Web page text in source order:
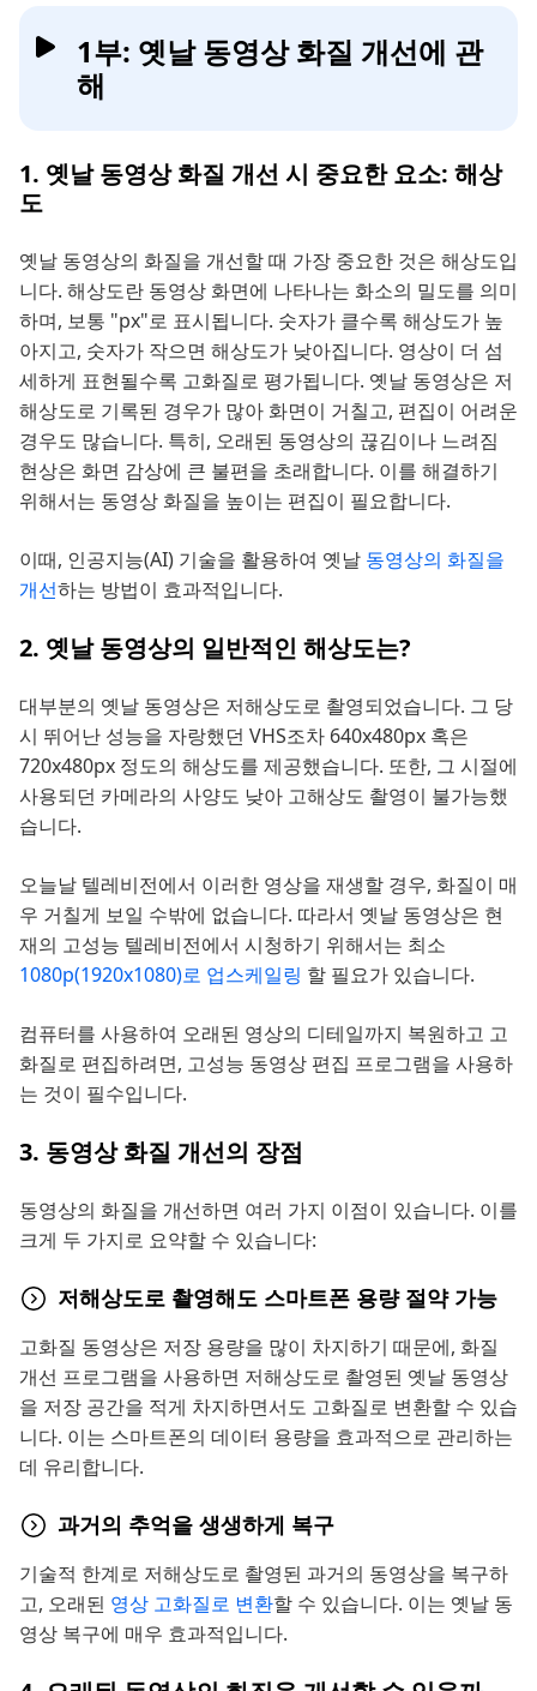
1부: 옛날 동영상 화질 개선에 관
해
1. 옛날 동영상 화질 개선 시 중요한 요소: 해상
도
옛날 동영상의 화질을 개선할 때 가장 중요한 것은 해상도입
니다. 해상도란 동영상 화면에 나타나는 화소의 밀도를 의미
하며, 보통 "px"로 표시됩니다. 숫자가 클수록 해상도가 높
아지고, 숫자가 작으면 해상도가 낮아집니다. 영상이 더 섬
세하게 표현될수록 고화질로 평가됩니다. 옛날 동영상은 저
해상도로 기록된 경우가 많아 화면이 거칠고, 편집이 어려운
경우도 많습니다. 특히, 오래된 동영상의 끊김이나 느려짐
현상은 화면 감상에 큰 불편을 초래합니다. 이를 해결하기
위해서는 동영상 화질을 높이는 편집이 필요합니다.
이때, 인공지능(AI) 기술을 활용하여 옛날 동영상의 화질을
개선하는 방법이 효과적입니다.
2. 옛날 동영상의 일반적인 해상도는?
대부분의 옛날 동영상은 저해상도로 촬영되었습니다. 그 당
시 뛰어난 성능을 자랑했던 VHS조차 640x480px 혹은
720x480px 정도의 해상도를 제공했습니다. 또한, 그 시절에
사용되던 카메라의 사양도 낮아 고해상도 촬영이 불가능했
습니다.
오늘날 텔레비전에서 이러한 영상을 재생할 경우, 화질이 매
우 거칠게 보일 수밖에 없습니다. 따라서 옛날 동영상은 현
재의 고성능 텔레비전에서 시청하기 위해서는 최소
1080p(1920x1080)로 업스케일링 할 필요가 있습니다.
컴퓨터를 사용하여 오래된 영상의 디테일까지 복원하고 고
화질로 편집하려면, 고성능 동영상 편집 프로그램을 사용하
는 것이 필수입니다.
3. 동영상 화질 개선의 장점
동영상의 화질을 개선하면 여러 가지 이점이 있습니다. 이를
크게 두 가지로 요약할 수 있습니다:
저해상도로 촬영해도 스마트폰 용량 절약 가능
고화질 동영상은 저장 용량을 많이 차지하기 때문에, 화질
개선 프로그램을 사용하면 저해상도로 촬영된 옛날 동영상
을 저장 공간을 적게 차지하면서도 고화질로 변환할 수 있습
니다. 이는 스마트폰의 데이터 용량을 효과적으로 관리하는
데 유리합니다.
과거의 추억을 생생하게 복구
기술적 한계로 저해상도로 촬영된 과거의 동영상을 복구하
고, 오래된 영상 고화질로 변환할 수 있습니다. 이는 옛날 동
영상 복구에 매우 효과적입니다.